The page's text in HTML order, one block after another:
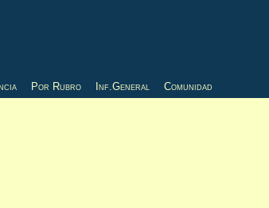
Por Rubro Inf.General Comunidad